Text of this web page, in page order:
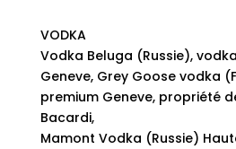
VODKA
Vodka Beluga (Russie),
Geneve, Grey Goose vodka
premium Geneve, propriété
Bacardi,
Mamont Vodka (Russie)